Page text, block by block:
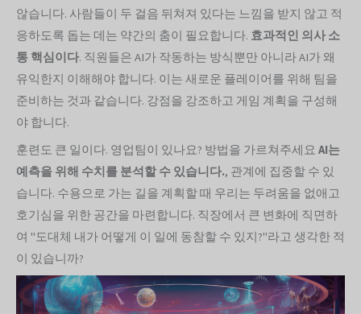
않습니다. 사람들이 두 걸음 뒤쳐져 있다는 느낌을 받지 않고 적
응하도록 돕는 데는 약간의 춤이 필요합니다. 효과적인 의사 소
통 핵심이다. 직원들은 AI가 작동하는 방식뿐만 아니라 AI가 왜
유익한지 이해해야 합니다. 이는 새로운 플레이어를 위해 팀을
준비하는 것과 같습니다. 강점을 강조하고 게임 계획을 구성해
야 합니다.
훈련도 큰 일이다. 영업팀이 있나요? 방법을 가르쳐주세요 AI는
예측을 위해 수치를 분석할 수 있습니다., 관계에 집중할 수 있
습니다. 수용으로 가는 길을 계획할 때 우리는 두려움을 없애고
호기심을 위한 공간을 마련합니다. 직장에서 큰 변화에 직면하
여 "도대체 내가 어떻게 이 일에 동참할 수 있지?"라고 생각한 적
이 있습니까?